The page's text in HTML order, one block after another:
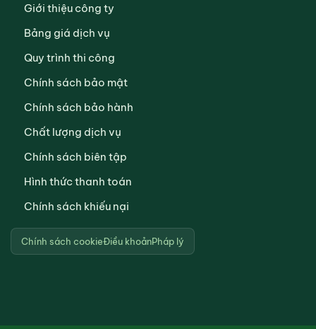
Giới thiệu công ty
Bảng giá dịch vụ
Quy trình thi công
Chính sách bảo mật
Chính sách bảo hành
Chất lượng dịch vụ
Chính sách biên tập
Hình thức thanh toán
Chính sách khiếu nại
Chính sách cookieĐiều khoảnPháp lý